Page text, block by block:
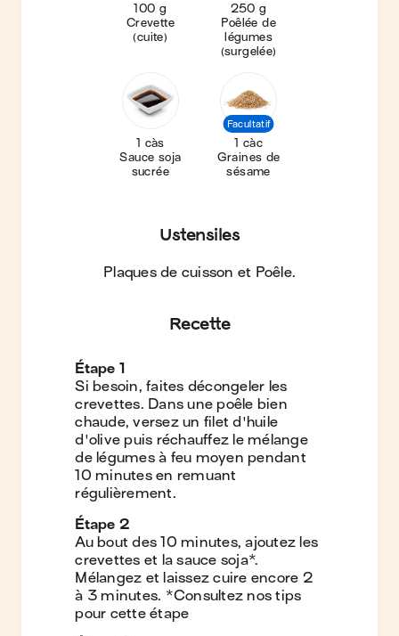
100 g
Crevette
(cuite)
250 g
Poêlée de
légumes
(surgelée)
1 càs
Sauce soja
sucrée
Facultatif
1 càc
Graines de
sésame
Ustensiles
Plaques de cuisson et Poêle.
Recette
Étape 1
Si besoin, faites décongeler les
crevettes. Dans une poêle bien
chaude, versez un filet d'huile
d'olive puis réchauffez le mélange
de légumes à feu moyen pendant
10 minutes en remuant
régulièrement.
Étape 2
Au bout des 10 minutes, ajoutez les
crevettes et la sauce soja*.
Mélangez et laissez cuire encore 2
à 3 minutes. *Consultez nos tips
pour cette étape